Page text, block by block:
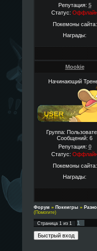
Репутация: 5
Статус:
Покемоны сайта:
Награды:
Mookie
Начинающий
Группа:
Сообщений: 6
Репутация: 0
Статус:
Покемоны сайта:
Награды:
Форум » Покеигры »
(Помогите)
Страница 1из 1 1